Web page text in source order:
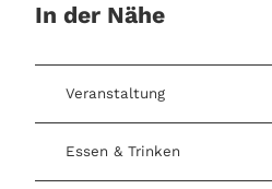
In der Nähe
Veranstaltung
Essen & Trinken